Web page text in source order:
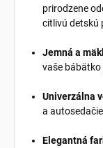
prirodzene
citlivú detskú
Jemná a
vaše
Univerzálna
a
Elegantná